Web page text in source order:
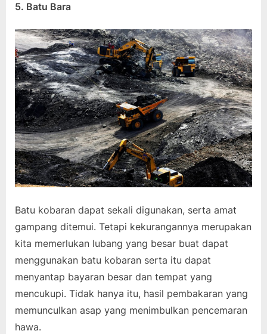
5. Batu Bara
Batu kobaran dapat sekali digunakan, serta amat
gampang ditemui. Tetapi kekurangannya merupakan
kita memerlukan lubang yang besar buat dapat
menggunakan batu kobaran serta itu dapat
menyantap bayaran besar dan tempat yang
mencukupi. Tidak hanya itu, hasil pembakaran yang
memunculkan asap yang menimbulkan pencemaran
hawa.